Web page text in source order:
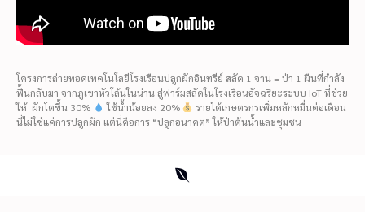
โครงการถ่ายทอดเทคโนโลยีโรงเรือนปลูกผักอินทรีย์ สลัด 1 จาน = ป่า 1 ผืนที่กำลัง
ฟื้นกลับมา จากภูเขาหัวโล้นในน่าน สู่ฟาร์มสลัดในโรงเรือนอัจฉริยะระบบ IoT ที่ช่วย
ให้ ผักโตขึ้น 30%
ใช้น้ำน้อยลง 20%
รายได้เกษตรกรเพิ่มหลักหมื่นต่อเดือน
นี่ไม่ใช่แค่การปลูกผัก แต่นี่คือการ “ปลูกอนาคต” ให้ป่าต้นน้ำและชุมชน